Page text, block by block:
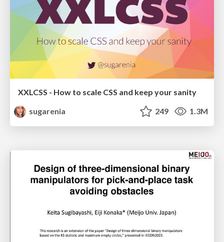
XXLCSS - How to scale CSS and keep your sanity
sugarenia
249 1.3M